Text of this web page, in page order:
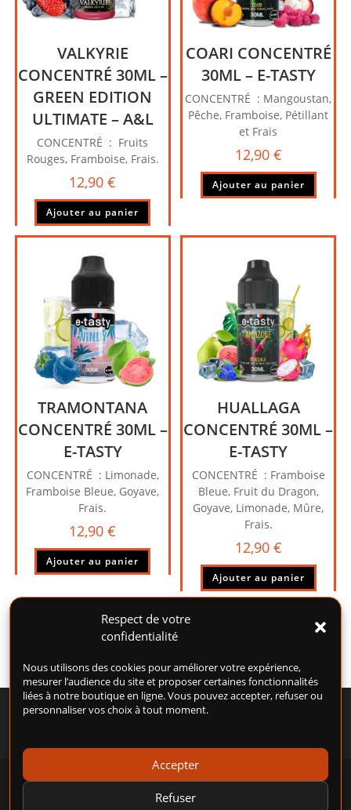
Respect de votre
confidentialité
Nous utilisons des cookies pour améliorer votre expérience,
mesurer l’audience du site et proposer certaines fonctionnalités
liées à notre boutique en ligne. Vous pouvez accepter, refuser ou
personnaliser vos choix à tout moment.
Accepter
Refuser
VALKYRIE
CONCENTRÉ 30ML –
GREEN EDITION
ULTIMATE – A&L
CONCENTRÉ : Fruits
Rouges, Framboise, Frais.
12,90€
Ajouter au panier
COARI CONCENTRÉ
30ML – E-TASTY
CONCENTRÉ : Mangoustan,
Pêche, Framboise, Pétillant
et Frais
12,90 €
Ajouter au panier
TRAMONTANA
CONCENTRÉ 30ML –
E-TASTY
CONCENTRÉ : Limonade,
Framboise Bleue, Goyave,
Frais.
12,90€
Ajouter au panier
HUALLAGA
CONCENTRÉ 30ML –
E-TASTY
CONCENTRÉ : Framboise
Bleue, Fruit du Dragon,
Goyave, Limonade, Mûre,
Frais.
12,90 €
Ajouter au panier
POLITIQUE DE COOKIES (UE)
CONDITIONS GÉNÉRALES D’UTILISATION (CGU)
CONDITIONS GÉNÉRALES DE VENTE (CGV)